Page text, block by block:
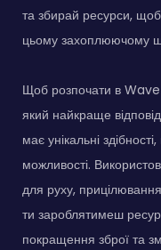
та збирай ресурси,
цьому захоплюючому
Щоб розпочати в
який найкраще
має унікальні
можливості.
для руху,
ти зароблятимеш
покращення зброї та